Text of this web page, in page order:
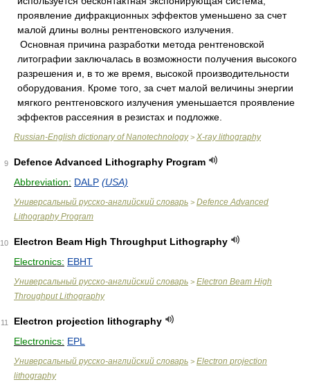
проявление дифракционных эффектов уменьшено за счет
малой длины волны рентгеновского излучения.
Основная причина разработки метода рентгеновской
литографии заключалась в возможности получения высокого
разрешения и, в то же время, высокой производительности
оборудования. Кроме того, за счет малой величины энергии
мягкого рентгеновского излучения уменьшается проявление
эффектов рассеяния в резистах и подложке.
Russian-English dictionary of Nanotechnology> X-ray lithography
9
Defence Advanced Lithography Program
Abbreviation: DALP (USA)
Универсальный русско-английский словарь > Defence Advanced
Lithography Program
10
Electron Beam High Throughput Lithography
Electronics: EBHT
Универсальный русско-английский словарь > Electron Beam High
Throughput Lithography
11
Electron projection lithography
Electronics: EPL
Универсальный русско-английский словарь > Electron projection
lithography